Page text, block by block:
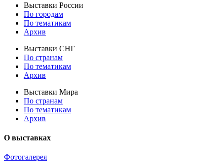
Выставки России
По городам
По тематикам
Архив
Выставки СНГ
По странам
По тематикам
Архив
Выставки Мира
По странам
По тематикам
Архив
О выставках
Фотогалерея